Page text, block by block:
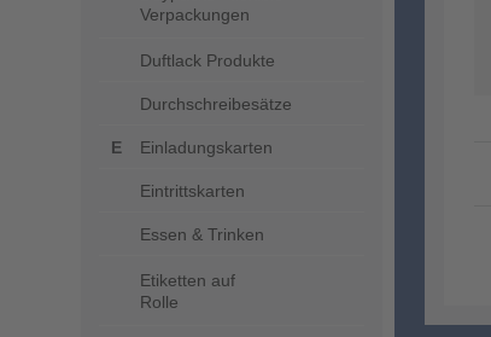
Verpackungen
Duftlack Produkte
Durchschreibesätze
Einladungskarten
Eintrittskarten
Essen & Trinken
Etiketten auf
Rolle